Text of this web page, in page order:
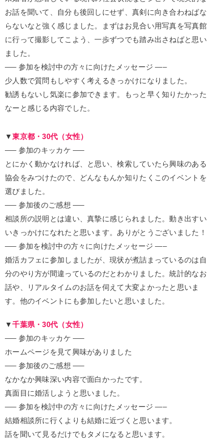
お話を聞いて、自分も後回しにせず、真剣に向き合わねばな
らないなと強く感じました。まずはお見合い用写真を写真館
に行って撮影してこよう、一歩ずつでも踏み出さねばと思い
ました。
—– 参加を検討中の方々に向けたメッセージ —–
少人数で質問もしやすく考えるきっかけになりました。
勧誘もないし気楽に参加できます。もっと早く知りたかった
なーと感じる内容でした。
▼東京都・30代（女性）
—– 参加のキッカケ —–
とにかく動かなければ、と思い、検索していたら興味のある
協会をみつけたので、どんなもんか知りたくこのイベントを
選びました。
—– 参加後のご感想 —–
相談所の説明とは違い、真摯に感じられました。動き出すい
いきっかけになれたと思います。ありがとうございました！
—– 参加を検討中の方々に向けたメッセージ —–
婚活カフェに参加しましたが、現状が煮詰まっているのは自
分のやり方が間違っているのだとわかりました。統計的なお
話や、リアルタイムのお話を伺えて大変よかったと思いま
す。他のイベントにも参加したいと思いました。
▼千葉県・30代（女性）
—– 参加のキッカケ —–
ホームページを見て興味がありました
—– 参加後のご感想 —–
なかなか興味深い内容で面白かったです。
真面目に婚活しようと思いました。
—– 参加を検討中の方々に向けたメッセージ —–
結婚相談所に行くよりも結婚に近づくと思います。
話を聞いて見るだけでもタメになると思います。